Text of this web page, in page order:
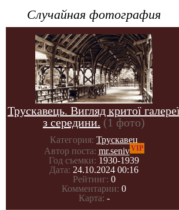
Случайная фотография
Трускавець. Вигляд критої
з середини. (1 фото)
Категория: Трускавец
Автор поста: mr.senivVIP
Год съемки: 1930-1939
Дата: 24.10.2024 00:16
Рейтинг: 0
Комментарии: 0
Карта: -